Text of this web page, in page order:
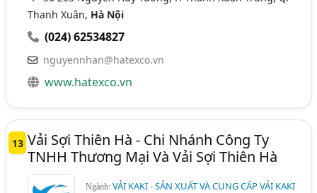
Thanh Xuân, Hà Nội
(024) 62534827
nguyennhan@hatexco.vn
www.hatexco.vn
13 Vải Sợi Thiên Hà - Chi Nhánh Công Ty
TNHH Thương Mại Và Vải Sợi Thiên Hà
Ngành:VẢI KAKI - SẢN XUẤT VÀ CUNG CẤP VẢI KAKI